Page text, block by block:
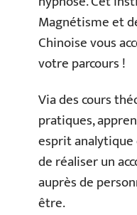
Magnétisme et
Chinoise vous
votre parcours !
Via des cours
pratiques,
esprit
de réaliser un
auprès de
être.